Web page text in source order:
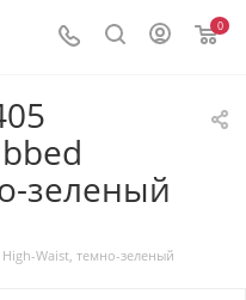
0
зеленый
Waist, темно-зеленый